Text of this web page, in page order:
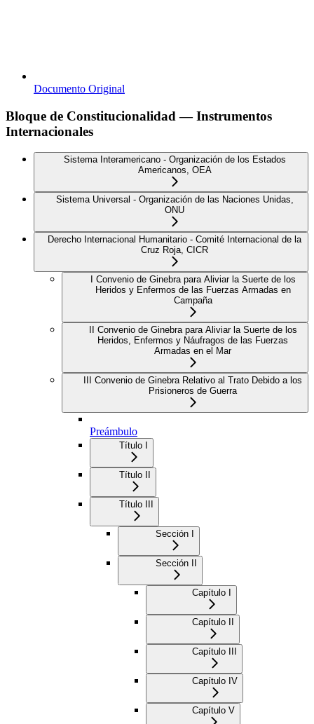
Documento Original
Bloque de Constitucionalidad — Instrumentos
Internacionales
Sistema Interamericano - Organización de los Estados
Americanos, OEA
Sistema Universal - Organización de las Naciones Unidas,
ONU
Derecho Internacional Humanitario - Comité Internacional de la
Cruz Roja, CICR
I Convenio de Ginebra para Aliviar la Suerte de los
Heridos y Enfermos de las Fuerzas Armadas en
Campaña
II Convenio de Ginebra para Aliviar la Suerte de los
Heridos, Enfermos y Náufragos de las Fuerzas
Armadas en el Mar
III Convenio de Ginebra Relativo al Trato Debido a los
Prisioneros de Guerra
Preámbulo
Título I
Título II
Título III
Sección I
Sección II
Capítulo I
Capítulo II
Capítulo III
Capítulo IV
Capítulo V